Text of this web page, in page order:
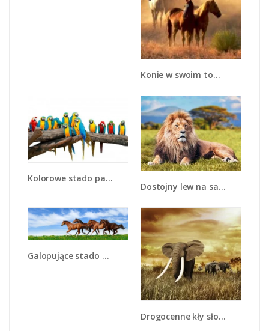
Konie w swoim towarzystwie - Z086
Kolorowe stado papug - Z326
Dostojny lew na sawannie - Z282
Galopujące stado brązowych koni - Z172
Drogocenne kły słonia - Z214